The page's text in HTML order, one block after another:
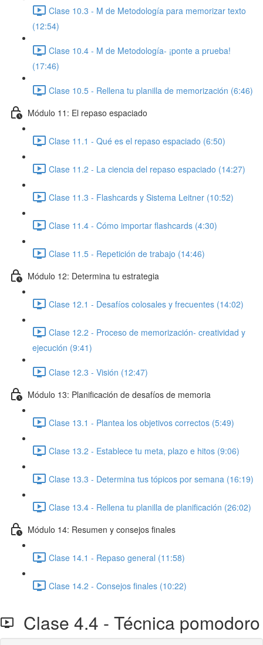
Clase 10.3 - M de Metodología para memorizar texto
(12:54)
Clase 10.4 - M de Metodología- ¡ponte a prueba!
(17:46)
Clase 10.5 - Rellena tu planilla de memorización (6:46)
Módulo 11: El repaso espaciado
Clase 11.1 - Qué es el repaso espaciado (6:50)
Clase 11.2 - La ciencia del repaso espaciado (14:27)
Clase 11.3 - Flashcards y Sistema Leitner (10:52)
Clase 11.4 - Cómo importar flashcards (4:30)
Clase 11.5 - Repetición de trabajo (14:46)
Módulo 12: Determina tu estrategia
Clase 12.1 - Desafíos colosales y frecuentes (14:02)
Clase 12.2 - Proceso de memorización- creatividad y
ejecución (9:41)
Clase 12.3 - Visión (12:47)
Módulo 13: Planificación de desafíos de memoria
Clase 13.1 - Plantea los objetivos correctos (5:49)
Clase 13.2 - Establece tu meta, plazo e hitos (9:06)
Clase 13.3 - Determina tus tópicos por semana (16:19)
Clase 13.4 - Rellena tu planilla de planificación (26:02)
Módulo 14: Resumen y consejos finales
Clase 14.1 - Repaso general (11:58)
Clase 14.2 - Consejos finales (10:22)
Clase 4.4 - Técnica pomodoro